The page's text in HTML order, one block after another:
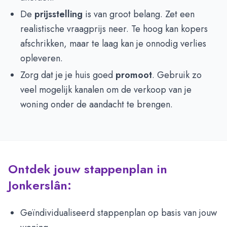
De prijsstelling is van groot belang. Zet een
realistische vraagprijs neer. Te hoog kan kopers
afschrikken, maar te laag kan je onnodig verlies
opleveren.
Zorg dat je je huis goed promoot. Gebruik zo
veel mogelijk kanalen om de verkoop van je
woning onder de aandacht te brengen.
Ontdek jouw stappenplan in
Jonkerslân:
Geïndividualiseerd stappenplan op basis van jouw